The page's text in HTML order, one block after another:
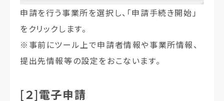
申請を行う事業所を選択し、「申請手続き開始」
をクリックします。
※ 事前にツール上で申請者情報や事業所情報、
提出先情報等の設定をおこないます。
[２]電子申請